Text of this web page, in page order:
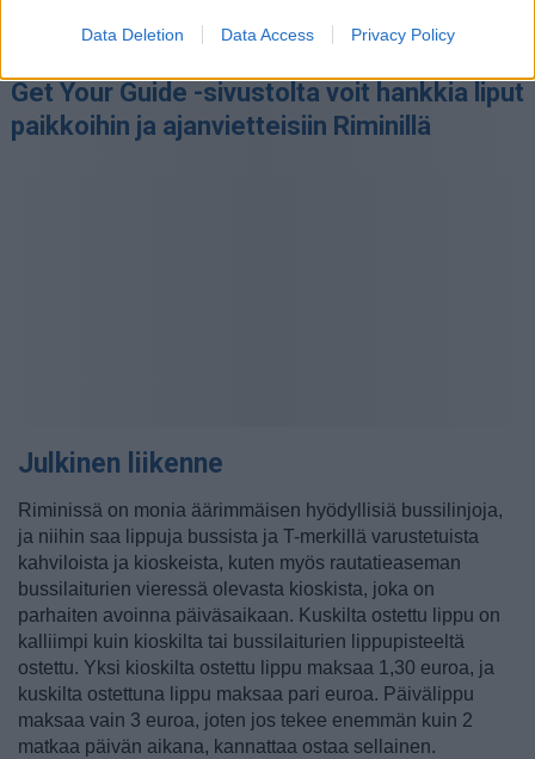
Data Deletion Data Access Privacy Policy
Get Your Guide -sivustolta voit hankkia liput
paikkoihin ja ajanvietteisiin Riminillä
Julkinen liikenne
Riminissä on monia äärimmäisen hyödyllisiä bussilinjoja,
ja niihin saa lippuja bussista ja T-merkillä varustetuista
kahviloista ja kioskeista, kuten myös rautatieaseman
bussilaiturien vieressä olevasta kioskista, joka on
parhaiten avoinna päiväsaikaan. Kuskilta ostettu lippu on
kalliimpi kuin kioskilta tai bussilaiturien lippupisteeltä
ostettu. Yksi kioskilta ostettu lippu maksaa 1,30 euroa, ja
kuskilta ostettuna lippu maksaa pari euroa. Päivälippu
maksaa vain 3 euroa, joten jos tekee enemmän kuin 2
matkaa päivän aikana, kannattaa ostaa sellainen.